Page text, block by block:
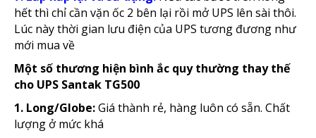
hết thì chỉ cần vặn ốc 2 bên lại rồi mở UPS lên sài thôi.
Lúc này thời gian lưu điện của UPS tương đương như
mới mua về
Một số thương hiện bình ắc quy thường thay thế
cho UPS Santak TG500
1. Long/Globe:Giá thành rẻ, hàng luôn có sẵn. Chất
lượng ở mức khá